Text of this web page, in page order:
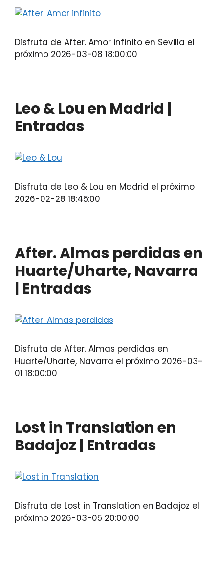
Disfruta de After. Amor infinito en Sevilla el
próximo 2026-03-08 18:00:00
Leo & Lou en Madrid |
Entradas
Disfruta de Leo & Lou en Madrid el próximo
2026-02-28 18:45:00
After. Almas perdidas en
Huarte/Uharte, Navarra
| Entradas
Disfruta de After. Almas perdidas en
Huarte/Uharte, Navarra el próximo 2026-03-
01 18:00:00
Lost in Translation en
Badajoz | Entradas
Disfruta de Lost in Translation en Badajoz el
próximo 2026-03-05 20:00:00